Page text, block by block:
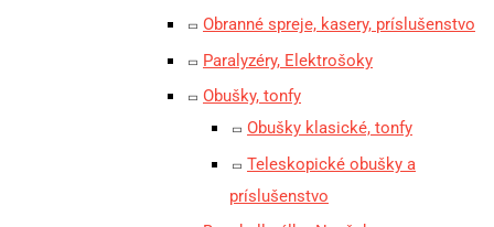
Obranné spreje, kasery, príslušenstvo
Paralyzéry, Elektrošoky
Obušky, tonfy
Obušky klasické, tonfy
Teleskopické obušky a
príslušenstvo